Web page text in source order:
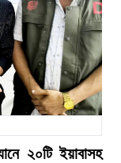
২০টি ইয়াবাসহ